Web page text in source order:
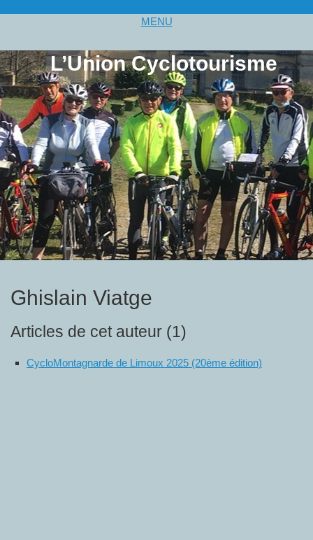
MENU
L’Union Cyclotourisme
Ghislain Viatge
Articles de cet auteur (1)
CycloMontagnarde de Limoux 2025 (20ème édition)